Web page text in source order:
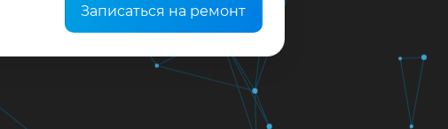
Записаться на ремонт